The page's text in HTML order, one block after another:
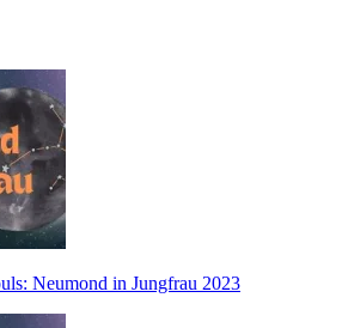
Neu­mond in Jung­frau 2023